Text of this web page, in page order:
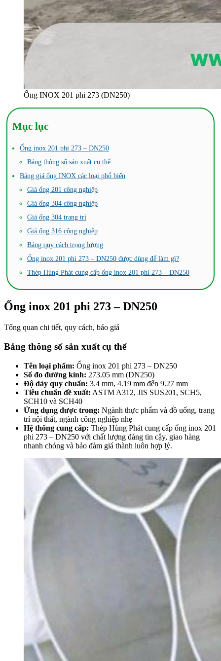
Ống INOX 201 phi 273 (DN250)
Mục lục
Ống inox 201 phi 273 – DN250
Bảng thông số sản xuất cụ thể
Bảng giá ống INOX các loại phổ biến
Giá ống 201 công nghiệp
Giá ống 304 công nghiệp
Giá ống 304 trang trí
Giá ống 316 công nghiệp
Bảng quy cách trọng lượng
Ống inox 201 phi 273 – DN250 được dùng để làm gì?
Thép Hùng Phát cung cấp ống inox 201 phi 273 – DN250
Ống inox 201 phi 273 – DN250
Tổng quan chi tiết, quy cách, báo giá
Bảng thông số sản xuất cụ thể
Tên loại phẩm: Ống inox 201 phi 273 – DN250
Số đo đường kính: 273.05 mm (DN250)
Độ dày quy chuẩn: 3.4 mm, 4.19 mm đến 9.27 mm
Tiêu chuẩn đề xuất: ASTM A312, JIS SUS201, SCH5,
SCH10 và SCH40
Ứng dụng được trong: Ngành thực phẩm và đồ uống, trang
trí nội thất, ngành công nghiệp nhẹ
Hệ thống cung cấp: Thép Hùng Phát cung cấp ống inox 201
phi 273 – DN250 với chất lượng đáng tin cậy, giao hàng
nhanh chóng và bảo đảm giá thành luôn hợp lý.